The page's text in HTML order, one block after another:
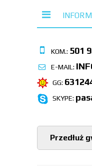
KOM.: 501
E-MAIL:
GG:
SKYPE:
Przedłuż